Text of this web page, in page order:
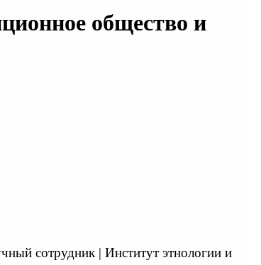
общество и
сотрудник | Институт этнологии и